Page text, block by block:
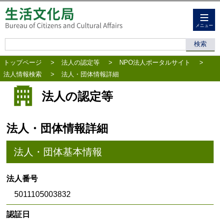
メニュー
トップページ > 法人の認定等 > NPO法人ポータルサイト
>
法人情報検索
> 法人・団体情報詳細
法人の認定等
法人・団体情報詳細
法人・団体基本情報
法人番号
5011105003832
認証日